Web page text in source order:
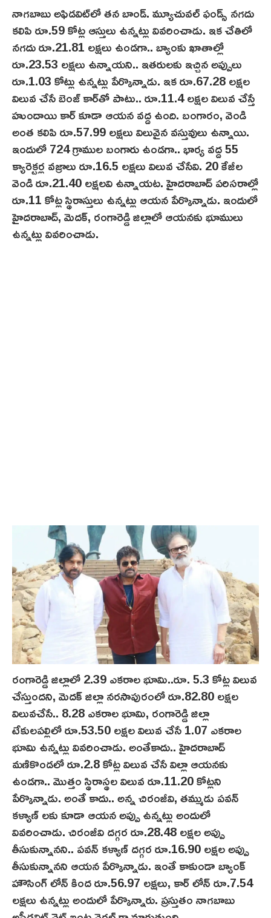
నాగబాబు అఫిడ‌విట్‌లో తన బాండ్. మ్యూచువల్ ఫండ్స్ నగదు
కలిపి రూ.59 కోట్ల ఆస్తులు ఉన్నట్లు వివరించాడు. ఇక చేతిలో
నగదు రూ.21.81 లక్షలు ఉండగా.. బ్యాంకు ఖాతాల్లో
రూ.23.53 లక్షలు ఉన్నాయని.. ఇతరులకు ఇచ్చిన అప్పులు
రూ.1.03 కోట్లు ఉన్నట్లు పేర్కొన్నాడు. ఇక రూ.67.28 లక్షల
విలువ చేసే బెంజ్ కార్‌తో పాటు.. రూ.11.4 లక్షల విలువ చేస్తే
హుందాయి కార్ కూడా ఆయన వద్ద ఉంది. బంగారం, వెండి
అంత కలిపి రూ.57.99 లక్షలు విలువైన వస్తువులు ఉన్నాయి.
ఇందులో 724 గ్రాముల బంగారు ఉండగా.. భార్య వద్ద 55
క్యారెక్టర్ల వజ్రాలు రూ.16.5 లక్షలు విలువ చేసేవి. 20 కేజీల
వెండి రూ.21.40 లక్షలవి ఉన్నాయట. హైదరాబాద్ పరిసరాల్లో
రూ.11 కోట్ల స్థిరాస్తులు ఉన్నట్లు ఆయన పేర్కొన్నాడు. ఇందులో
హైదరాబాద్, మెదక్, రంగారెడ్డి జిల్లాలో ఆయనకు భూములు
ఉన్నట్లు వివరించాడు.
రంగారెడ్డి జిల్లాలో 2.39 ఎకరాల భూమి..రూ. 5.3 కోట్ల విలువ
చేస్తుందని, మెదక్ జిల్లా నరసాపురంలో రూ.82.80 లక్షల
విలువచేసే.. 8.28 ఎకరాల భూమి, రంగారెడ్డి జిల్లా
టేకులపల్లిలో రూ.53.50 లక్షల విలువ చేసే 1.07 ఎకరాల
భూమి ఉన్నట్లు వివరించాడు. అంతేకాదు.. హైదరాబాద్
మణికొండలో రూ.2.8 కోట్ల విలువ చేసే విల్లా ఆయనకు
ఉండ‌గా.. మొత్తం స్థిరాస్థల విలువ రూ.11.20 కోట్లని
పేర్కొన్నాడు. అంతే కాదు.. అన్న చిరంజీవి, తమ్ముడు పవన్
కళ్యాణ్ లకు కూడా ఆయన అప్పు ఉన్నట్లు అందులో
వివరించాడు. చిరంజీవి దగ్గర రూ.28.48 లక్షల అప్పు
తీసుకున్నానని.. పవన్ కళ్యాణ్ దగ్గర రూ.16.90 లక్షల అప్పు
తీసుకున్నానని ఆయన పేర్కొన్నాడు. ఇంతే కాకుండా బ్యాంక్
హౌసింగ్ లోన్ కింద రూ.56.97 లక్షలు, కార్ లోన్ రూ.7.54
లక్షలు ఉన్నట్లు అందులో పేర్కొన్నారు. ప్రస్తుతం నాగబాబు